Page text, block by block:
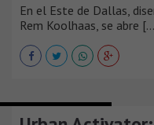
En el Este de Dallas,
Rem Koolhaas, se abre